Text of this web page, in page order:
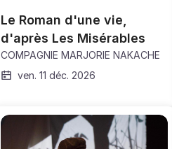
Le Roman d'une vie,
d'après Les Misérables
COMPAGNIE MARJORIE NAKACHE
ven. 11 déc. 2026